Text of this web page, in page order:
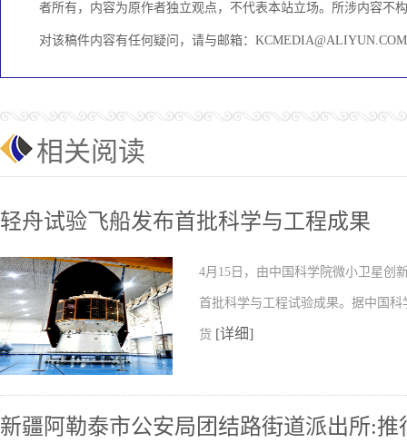
者所有，内容为原作者独立观点，不代表本站立场。所涉内容不
对该稿件内容有任何疑问，请与邮箱：
相关阅读
轻舟试验飞船发布首批科学与工程成果
4月15日，由中国科学院微小卫星创
首批科学与工程试验成果。据中国
货 [详细]
新疆阿勒泰市公安局团结路街道派出所:推